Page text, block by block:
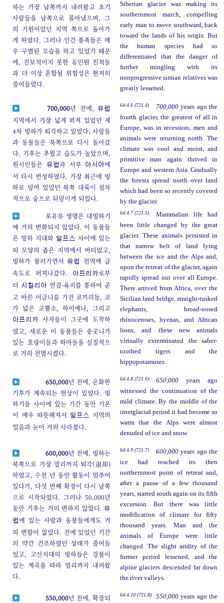
하는 가장 남쪽까지 내려왔고 초기
사람들을 남쪽으로 몰아냈으며, 그
의 기원이었던 지역 쪽으로 돌아가
게 하였다. 그러나 인간 종족들은 매
우 구별된 모습을 하고 있었기 때문
에, 진보적이지 못한 유인원 친척들
과 더 이상 혼합될 위험성은 현저히
줄어들었다.
Siberian glacier was making its
southernmost march, compelling
early man to move southward, back
toward the lands of his origin. But
the human species had so
differentiated that the danger of
further mingling with its
nonprogressive simian relatives was
greatly lessened.
700,000년 전에,유럽
지역에서 가장 넓게 퍼져 있었던 제
4차 빙하가 퇴각하고 있었다; 사람들
과 동물들은 북쪽으로 다시 돌아갔
다. 기후는 추웠고 습도가 높았으며,
원시인들은유럽과 서부 아시아에
서 다시 번성하였다. 가장 최근에 빙
하로 덮여 있었던 북쪽 대륙이 점차
적으로 숲으로 뒤덮이게 되었다.
64:4.6 (721.4) 700,000years ago the
fourth glacier, the greatest of all in
Europe, was in recession; men and
animals were returning north. The
climate was cool and moist, and
primitive man again thrived in
Europe and western Asia. Gradually
the forests spread north over land
which had been so recently covered
by the glacier.
포유류 생명은 대빙하기
에 거의 변화되지 않았다. 이 동물들
은 빙하 지대와 알프스 사이에 있는
띠 모양의 좁은 지역에서 버티었고,
빙하가 물러가면서유럽
전역에 급
속도로 퍼져나갔다.
아프리카로부
터시칠리아 연결-육지를 통하여 곧
고 바른 어금니를 가진 코끼리들, 코
가 넓은 코뿔소, 하이에나, 그리고
아프리카
사자들이 그곳에 도착하
였고, 새로운 이 동물들은 송곳니가
있는 호랑이들과 하마들을 실질적으
로 거의 전멸시켰다.
64:4.7 (721.5)
Mammalian life had
been little changed by the great
glacier. These animals persisted in
that narrow belt of land lying
between the ice and the Alps and,
upon the retreat of the glacier, again
rapidly spread out over all Europe.
There arrived from Africa, over the
Sicilian land bridge, straight-tusked
elephants, broad-nosed
rhinoceroses, hyenas, and African
lions, and these new animals
virtually exterminated the saber-
toothed tigers and the
hippopotamuses.
650,000년 전에, 온화한
기후가 계속되는 현상이 있었다. 빙
하기들 사이에 있는 기간 동안 기온
이 매우 따뜻해져서
알프스
지역의
얼음과 눈이 거의 사라졌다.
64:4.8 (721.6) 650,000years ago
witnessed the continuation of the
mild climate. By the middle of the
interglacial period it had become so
warm that the Alps were almost
denuded of ice and snow.
600,000년 전에, 빙하는
북쪽으로 가장 멀리까지 퇴각(退却)
하였고, 수천 년 동안 활동이 멈추어
있다가, 다섯 번째 확장이 다시 남쪽
으로 시작되었다. 그러나 50,000년
동안 기후는 거의 변하지 않았다.유
럽에 있는 사람과 동물들에게도 거
의 변함이 없었다. 전에 있었던 기간
의 약간 건조하였던 상태가 줄어들
었고, 고산지대의 빙하들은 강물이
있는 계곡을 따라 멀리까지 내려왔
다.
64:4.9 (721.7) 600,000years ago the
ice had reached its then
northernmost point of retreat and,
after a pause of a few thousand
years, started south again on its fifth
excursion. But there was little
modification of climate for fifty
thousand years. Man and the
animals of Europe were little
changed. The slight aridity of the
former period lessened, and the
alpine glaciers descended far down
the river valleys.
550,000년 전에, 확장되
64:4.10 (721.8) 550,000years ago the